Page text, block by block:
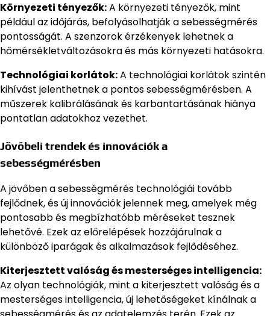
Környezeti tényezők:A környezeti tényezők, mint
például az időjárás, befolyásolhatják a sebességmérés
pontosságát. A szenzorok érzékenyek lehetnek a
hőmérsékletváltozásokra és más környezeti hatásokra.
Technológiai korlátok:A technológiai korlátok szintén
kihívást jelenthetnek a pontos sebességmérésben. A
műszerek kalibrálásának és karbantartásának hiánya
pontatlan adatokhoz vezethet.
Jövőbeli trendek és innovációk a
sebességmérésben
A jövőben a sebességmérés technológiái tovább
fejlődnek, és új innovációk jelennek meg, amelyek még
pontosabb és megbízhatóbb méréseket tesznek
lehetővé. Ezek az előrelépések hozzájárulnak a
különböző iparágak és alkalmazások fejlődéséhez.
Kiterjesztett valóság és mesterséges intelligencia:
Az olyan technológiák, mint a kiterjesztett valóság és a
mesterséges intelligencia, új lehetőségeket kínálnak a